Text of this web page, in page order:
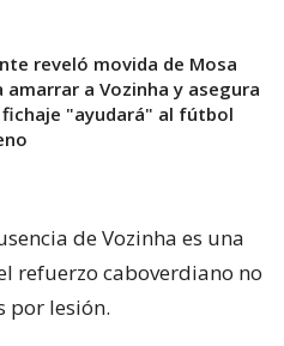
reveló movida de Mosa
amarrar a Vozinha y asegura
fichaje "ayudará" al fútbol
de Vozinha es una
refuerzo caboverdiano no
por lesión.